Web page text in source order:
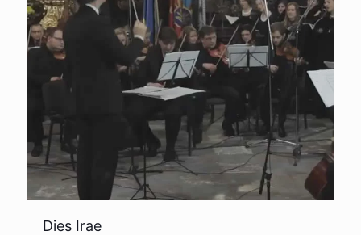
Dies Irae